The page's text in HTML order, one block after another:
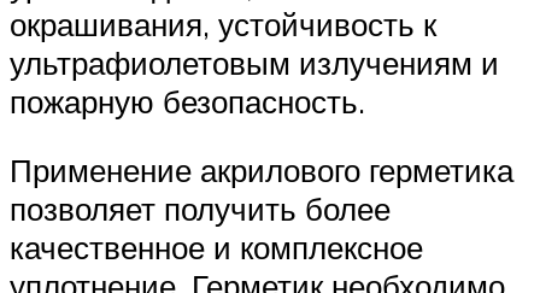
окрашивания, устойчивость к
ультрафиолетовым излучениям и
пожарную безопасность.
Применение акрилового герметика
позволяет получить более
качественное и комплексное